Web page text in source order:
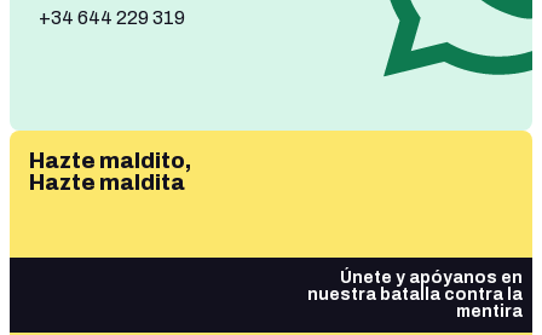
+34 644 229 319
Hazte maldito,
Hazte maldita
Únete y apóyanos en
nuestra batalla contra la
mentira